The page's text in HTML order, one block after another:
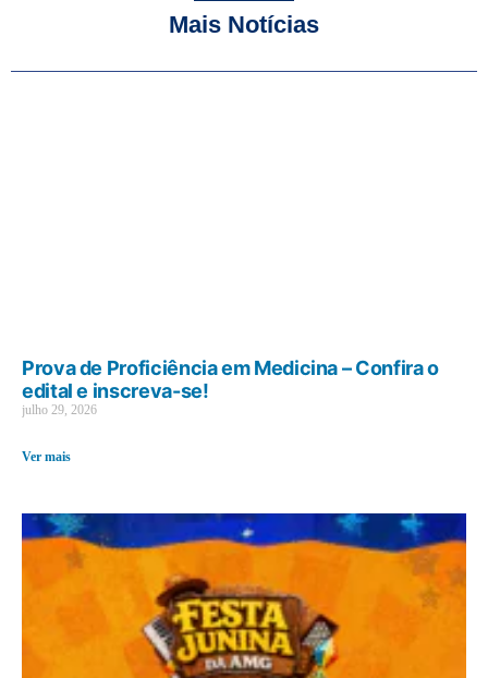
Mais Notícias
Prova de Proficiência em Medicina – Confira o
edital e inscreva-se!
julho 29, 2026
Ver mais